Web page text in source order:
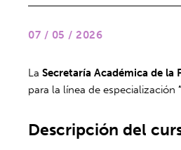
07 / 05 / 2026
LaSecretaría Académica de la
para la línea de especialización
Descripción del